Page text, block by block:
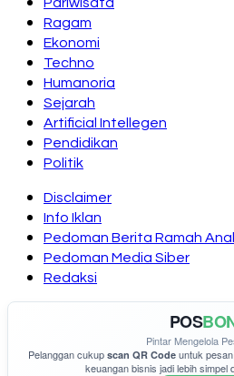
Ragam
Ekonomi
Techno
Humanoria
Sejarah
Artificial Intellegen
Pendidikan
Politik
Disclaimer
Info Iklan
Pedoman Berita Ramah
Pedoman Media Siber
Redaksi
POS
Pintar Mengelola
Pelanggan cukup scan QR Codeuntuk pesan
keuangan bisnis jadi lebih simpel